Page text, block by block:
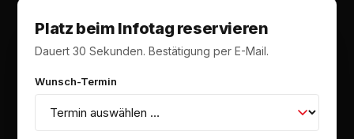
Platz beim Infotag reservieren
Dauert 30 Sekunden. Bestätigung per E-Mail.
Wunsch-Termin